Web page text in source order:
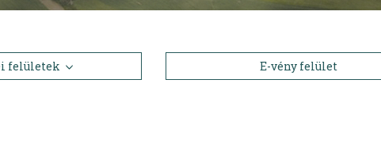
felületek E-vény felület